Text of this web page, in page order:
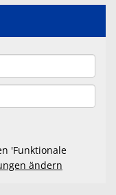
'Funktionale
ändern